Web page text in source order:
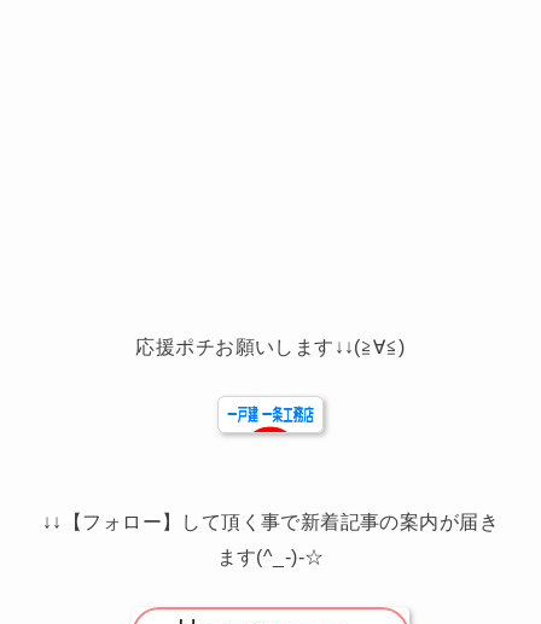
応援ポチお願いします↓↓(≧∀≦)
↓↓【フォロー】して頂く事で新着記事の案内が届き
ます(^_-)-☆